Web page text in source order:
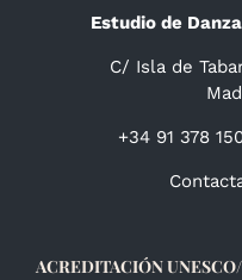
Estudio de
C/ Isla de
+34 91 378
ACREDITACIÓN